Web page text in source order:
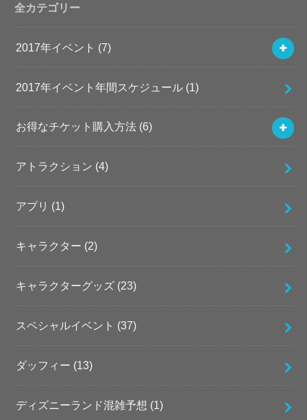
全カテゴリー
2017年イベント (7)
2017年イベント年間スケジュール (1)
お得なチケット購入方法 (6)
アトラクション (4)
アプリ (1)
キャラクター (2)
キャラクターグッズ (23)
スペシャルイベント (37)
ダッフィー (13)
ディズニーランド混雑予想 (1)